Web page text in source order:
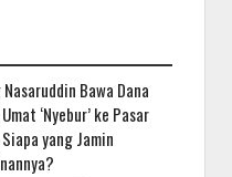
Bawa Dana
‘Nyebur’ ke Pasar
yang Jamin